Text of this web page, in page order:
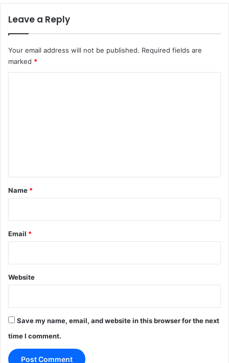
Leave a Reply
Your email address will not be published. Required fields are
marked *
*
Name *
Email *
Website
Save my name, email, and website in this browser for the next
time I comment.